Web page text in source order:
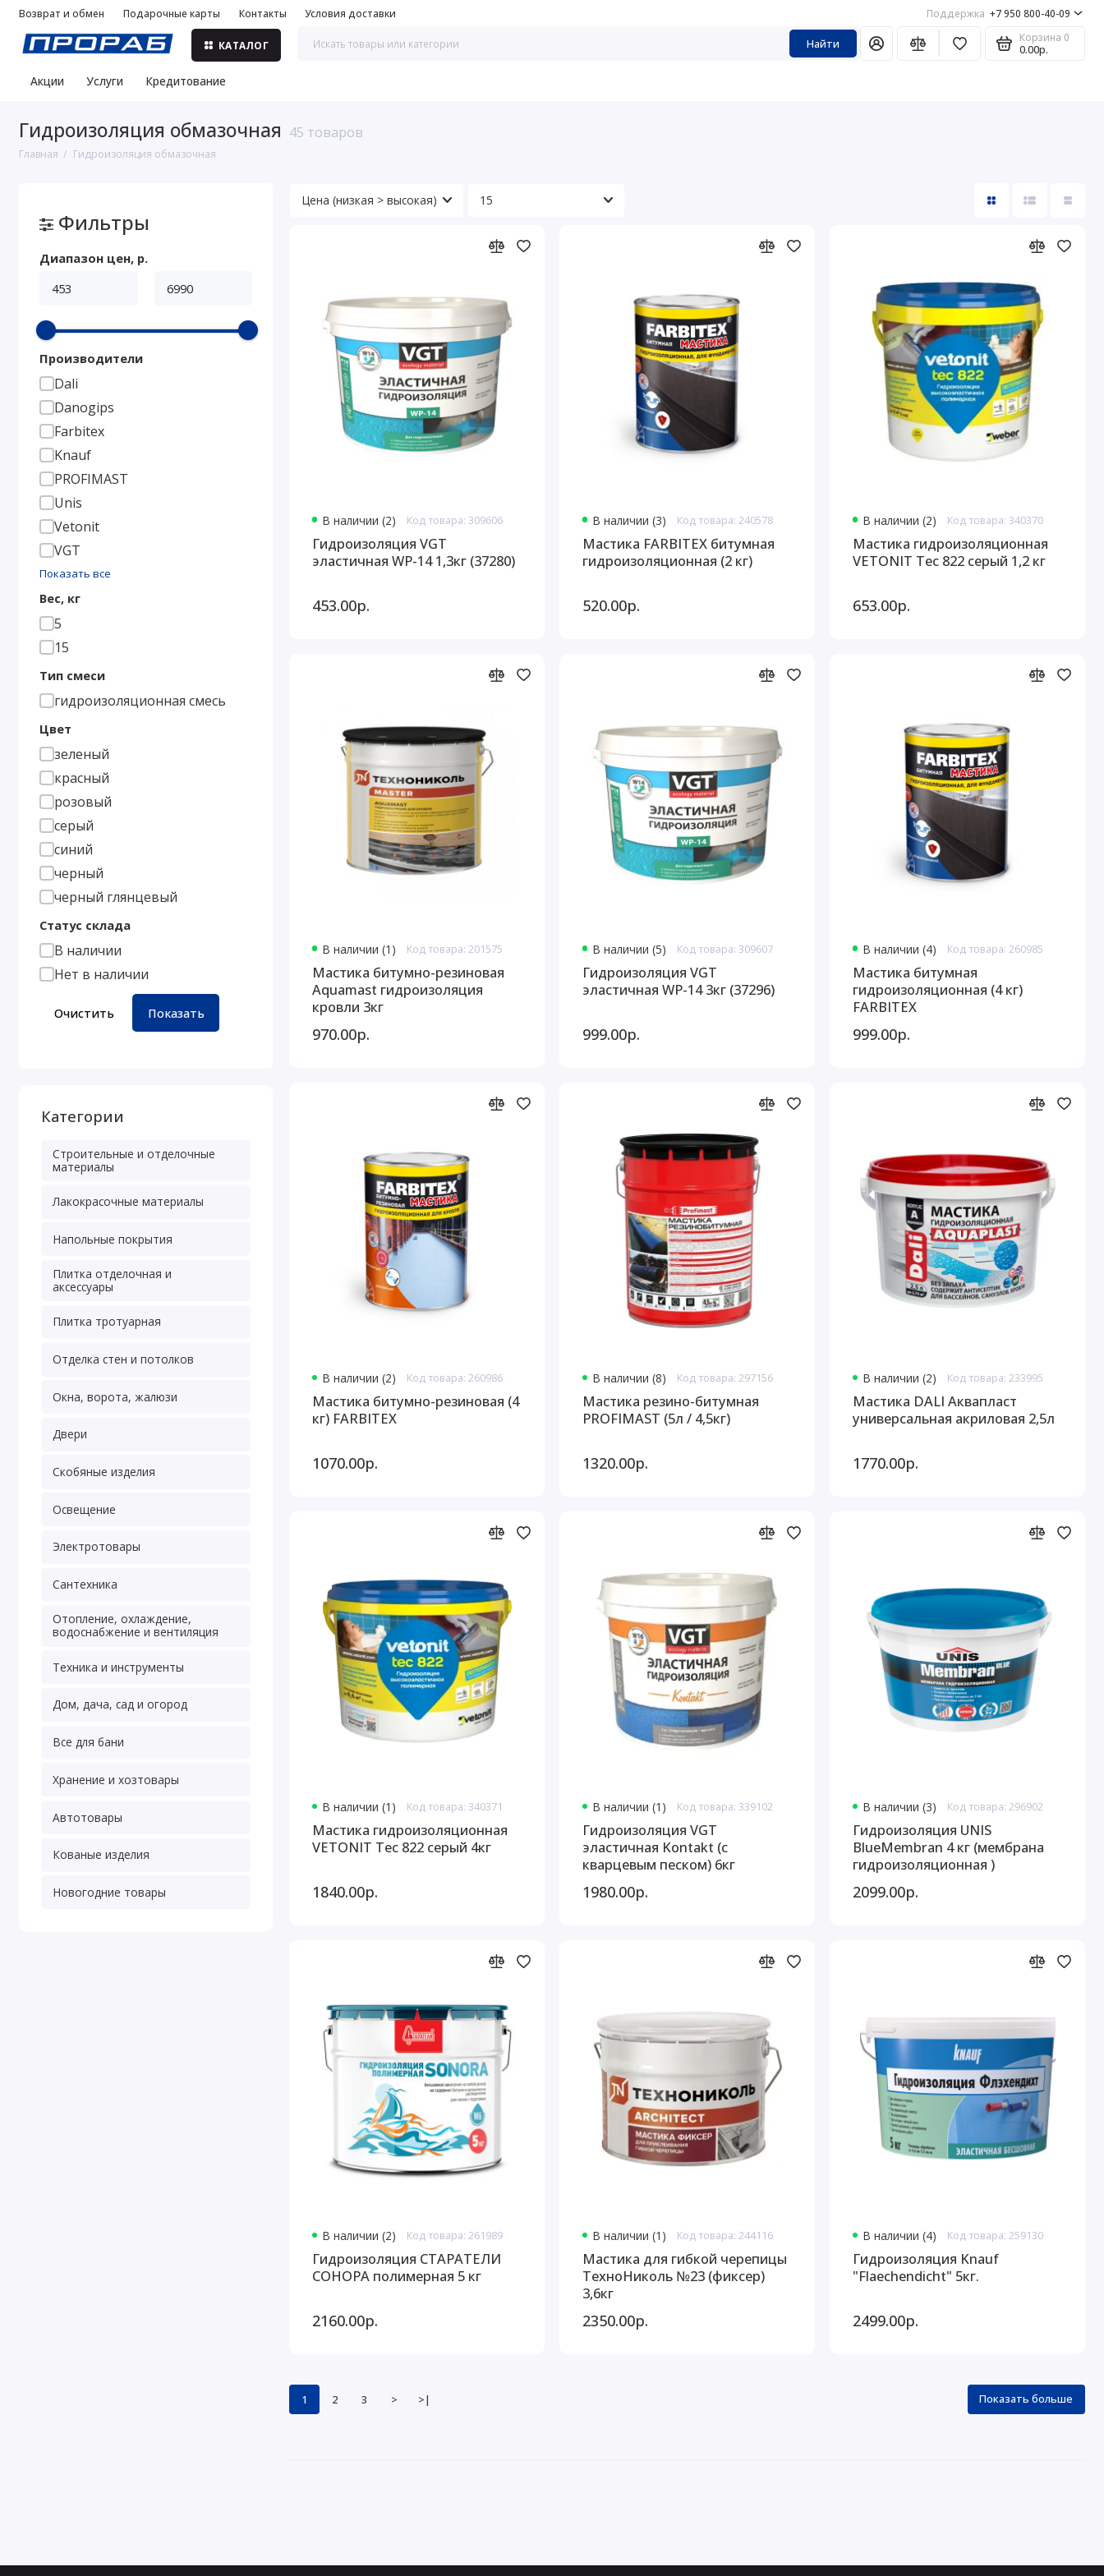
Возврат и обмен Подарочные карты Контакты Условия доставки Поддержка +7 950 800-40-09
КАТАЛОГ Найти Корзина 0
0.00р.
Акции Услуги Кредитование
Гидроизоляция обмазочная 45 товаров
Главная Гидроизоляция обмазочная
Фильтры
Диапазон цен, р.
Производители
Dali
Danogips
Farbitex
Knauf
PROFIMAST
Unis
Vetonit
VGT
Показать все
Вес, кг
5
15
Тип смеси
гидроизоляционная смесь
Цвет
зеленый
красный
розовый
серый
синий
черный
черный глянцевый
Статус склада
В наличии
Нет в наличии
Очистить Показать
Категории
Строительные и отделочные
материалы
Лакокрасочные материалы
Напольные покрытия
Плитка отделочная и
аксессуары
Плитка тротуарная
Отделка стен и потолков
Окна, ворота, жалюзи
Двери
Скобяные изделия
Освещение
Электротовары
Сантехника
Отопление, охлаждение,
водоснабжение и вентиляция
Техника и инструменты
Дом, дача, сад и огород
Все для бани
Хранение и хозтовары
Автотовары
Кованые изделия
Новогодние товары
В наличии (2) Код товара: 309606
Гидроизоляция VGT
эластичная WP-14 1,3кг (37280)
453.00р.
В наличии (3) Код товара: 240578
Мастика FARBITEX битумная
гидроизоляционная (2 кг)
520.00р.
В наличии (2) Код товара: 340370
Мастика гидроизоляционная
VETONIT Tec 822 серый 1,2 кг
653.00р.
В наличии (1) Код товара: 201575
Мастика битумно-резиновая
Aquamast гидроизоляция
кровли 3кг
970.00р.
В наличии (5) Код товара: 309607
Гидроизоляция VGT
эластичная WP-14 3кг (37296)
999.00р.
В наличии (4) Код товара: 260985
Мастика битумная
гидроизоляционная (4 кг)
FARBITEX
999.00р.
В наличии (2) Код товара: 260986
Мастика битумно-резиновая (4
кг) FARBITEX
1070.00р.
В наличии (8) Код товара: 297156
Мастика резино-битумная
PROFIMAST (5л / 4,5кг)
1320.00р.
В наличии (2) Код товара: 233995
Мастика DALI Аквапласт
универсальная акриловая 2,5л
1770.00р.
В наличии (1) Код товара: 340371
Мастика гидроизоляционная
VETONIT Tec 822 серый 4кг
1840.00р.
В наличии (1) Код товара: 339102
Гидроизоляция VGT
эластичная Kontakt (с
кварцевым песком) 6кг
1980.00р.
В наличии (3) Код товара: 296902
Гидроизоляция UNIS
BlueMembran 4 кг (мембрана
гидроизоляционная )
2099.00р.
В наличии (2) Код товара: 261989
Гидроизоляция СТАРАТЕЛИ
СОНОРА полимерная 5 кг
2160.00р.
В наличии (1) Код товара: 244116
Мастика для гибкой черепицы
ТехноНиколь №23 (фиксер)
3,6кг
2350.00р.
В наличии (4) Код товара: 259130
Гидроизоляция Knauf
"Flaechendicht" 5кг.
2499.00р.
1 2 3 > >| Показать больше